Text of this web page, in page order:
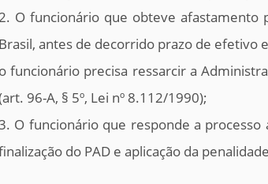
O funcionário que obteve afastamento
Brasil, antes de decorrido prazo de efetivo
o funcionário precisa ressarcir a
96-A, § 5º, Lei nº 8.112/1990);
O funcionário que responde a
do PAD e aplicação da